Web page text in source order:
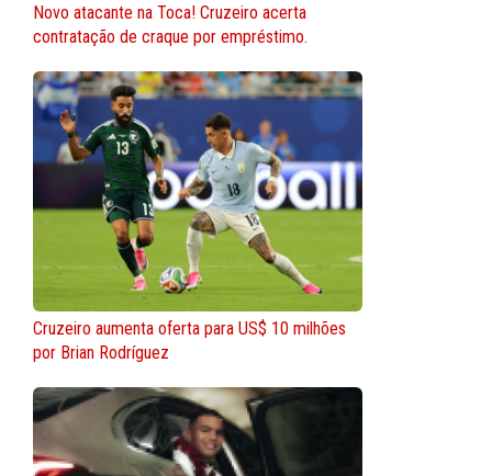
Novo atacante na Toca! Cruzeiro acerta
contratação de craque por empréstimo.
Cruzeiro aumenta oferta para US$ 10 milhões
por Brian Rodríguez